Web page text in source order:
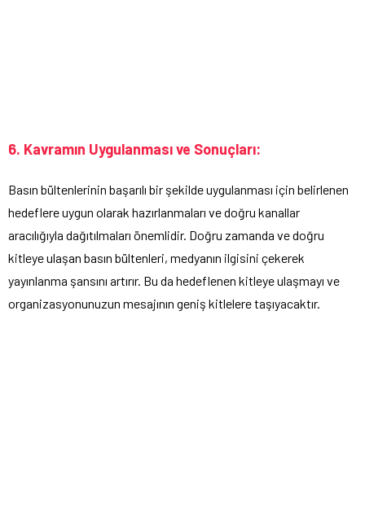
6. Kavramın Uygulanması ve Sonuçları:
Basın bültenlerinin başarılı bir şekilde uygulanması için belirlenen
hedeflere uygun olarak hazırlanmaları ve doğru kanallar
aracılığıyla dağıtılmaları önemlidir. Doğru zamanda ve doğru
kitleye ulaşan basın bültenleri, medyanın ilgisini çekerek
yayınlanma şansını artırır. Bu da hedeflenen kitleye ulaşmayı ve
organizasyonunuzun mesajının geniş kitlelere taşıyacaktır.